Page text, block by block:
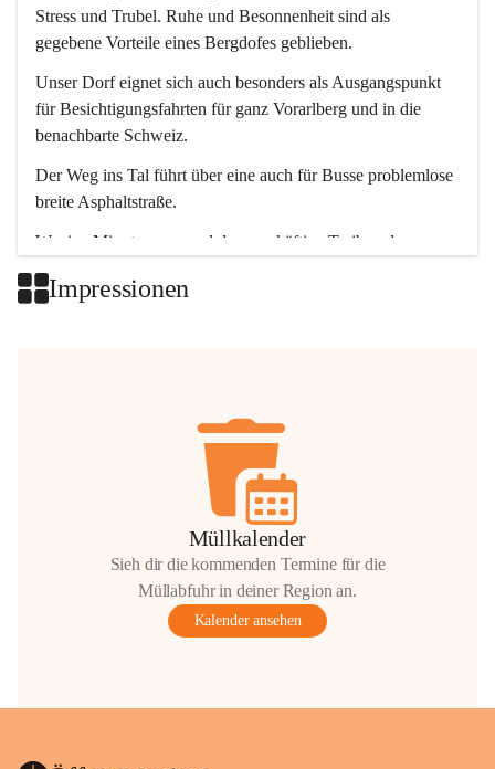
Stress und Trubel. Ruhe und Besonnenheit sind als
gegebene Vorteile eines Bergdofes geblieben.
Unser Dorf eignet sich auch besonders als Ausgangspunkt
für Besichtigungsfahrten für ganz Vorarlberg und in die
benachbarte Schweiz.
Der Weg ins Tal führt über eine auch für Busse problemlose
breite Asphaltstraße.
Wenige Minuten nur, und das geschäftige Treiben der
Impressionen
Müllkalender
Sieh dir die kommenden Termine für die
Müllabfuhr in deiner Region an.
Kalender ansehen